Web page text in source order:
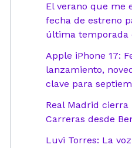
El verano que me
fecha de estreno
última temporada
Apple iPhone 17:
lanzamiento,
clave para
Real Madrid
Carreras desde
Luvi Torres: La